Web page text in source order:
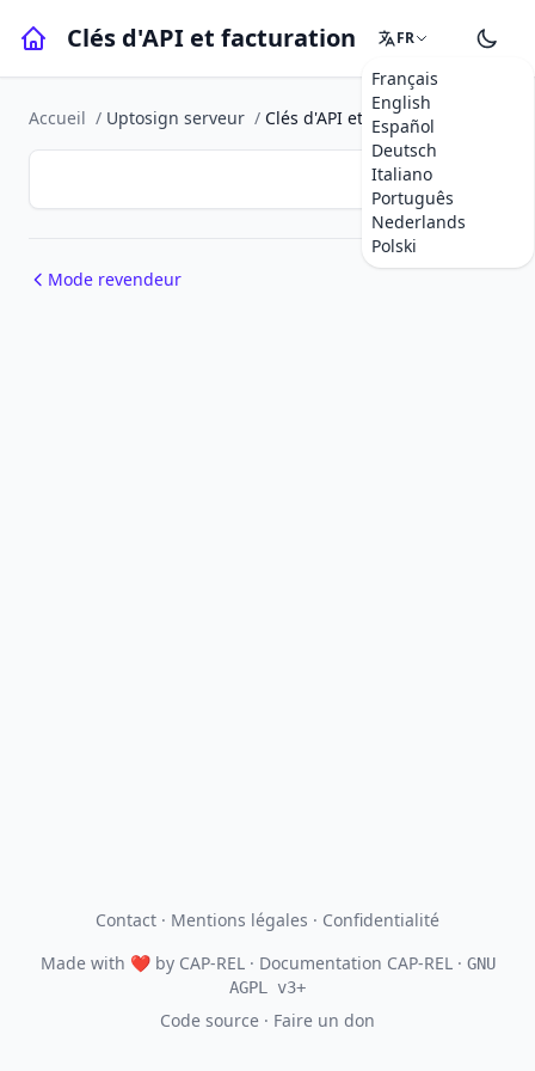
Clés d'API et facturation FR
Français
English
Español
Deutsch
Italiano
Português
Nederlands
Polski
Accueil / Uptosign serveur / Clés d'API et facturation
Mode revendeur
Contact · Mentions légales · Confidentialité
Made with ❤by CAP-REL· Documentation CAP-REL · GNU
AGPL v3+
Code source · Faire un don